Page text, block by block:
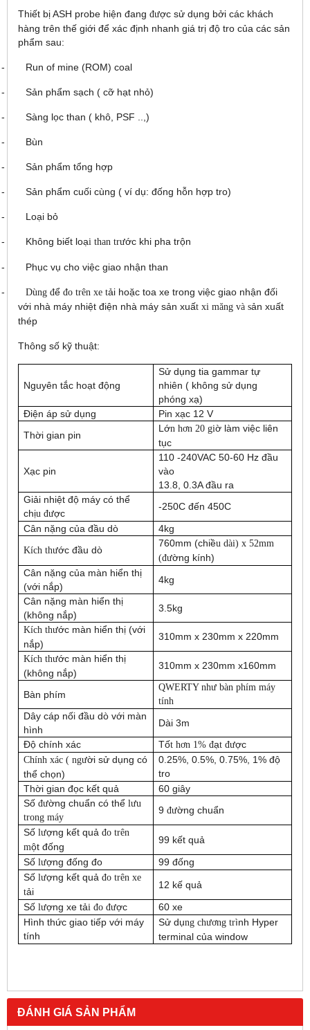
Thiết bịASH probe hiện đang được sử dụng bởi các khách
hàng trên thế giới để xác định nhanh giá trị độ tro của các sản
phẩm sau:
- Run of mine (ROM) coal
- Sản phẩm sạch ( cỡ hạt nhỏ)
- Sàng lọc than ( khô, PSF ..,)
- Bùn
- Sản phẩm tổng hợp
- Sản phẩm cuối cùng ( ví dụ: đống hỗn hợp tro)
- Loại bỏ
- Không biết loại than trước khi pha trộn
- Phục vụ cho việc giao nhận than
- Dùng để đo trên xe tải hoặc toa xe trong việc giao nhận đối
với nhà máy nhiệt điện nhà máy sản xuất xi măng và sản xuất
thép
Thông số kỹ thuật:
Nguyên tắc hoạt động
Sử dụng tia gammar tự
nhiên ( không sử dụng
phóng xạ)
Điện áp sử dụng Pin xạc 12 V
Thời gian pin
Lớn hơn 20 giờ làm việc liên
tục
Xạc pin
110 -240VAC 50-60 Hz đầu
vào
13.8, 0.3A đầu ra
Giải nhiệt độ máy có thể
chịu được
-250C đến 450C
Cân nặng của đầu dò 4kg
Kích thước đầu dò
760mm (chiều dài) x 52mm
(đường kính)
Cân nặng của màn hiển thị
(với nắp)
4kg
Cân nặng màn hiển thị
(không nắp)
3.5kg
Kích thước màn hiển thị (với
nắp)
310mm x 230mm x 220mm
Kích thước màn hiển thị
(không nắp)
310mm x 230mm x160mm
Bàn phím
QWERTY như bàn phím máy
tính
Dây cáp nối đầu dò với màn
hình
Dài 3m
Độ chính xác Tốt hơn 1% đạt được
Chính xác ( người sử dụng có
thể chọn)
0.25%, 0.5%, 0.75%, 1% độ
tro
Thời gian đọc kết quả
60 giây
Số đường chuẩn có thể lưu
trong máy
9đường chuẩn
Số lượng kết quả đo trên
một đống
99 kết quả
Số lượng đống đo 99 đống
Số lượng kết quả đo trên xe
tải
12 kế quả
Số lượng xe tải đo được
60 xe
Hình thức giao tiếp với máy
tính
Sử dụng chương trình Hyper
terminal của window
ĐÁNH GIÁ SẢN PHẨM